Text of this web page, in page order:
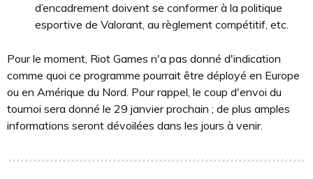
d’encadrement doivent se conformer à la politique
esportive de Valorant, au règlement compétitif, etc.
Pour le moment, Riot Games n'a pas donné d'indication
comme quoi ce programme pourrait être déployé en Europe
ou en Amérique du Nord. Pour rappel, le coup d'envoi du
tournoi sera donné le 29 janvier prochain ; de plus amples
informations seront dévoilées dans les jours à venir.